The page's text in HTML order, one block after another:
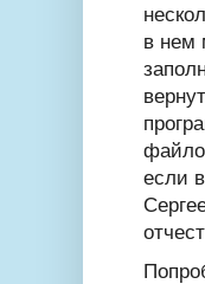
в нем
если